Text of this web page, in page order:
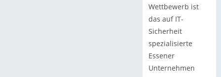
Wettbewerb ist
das auf IT-
Sicherheit
spezialisierte
Essener
Unternehmen